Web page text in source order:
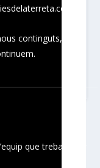
continguts,
que treballa per